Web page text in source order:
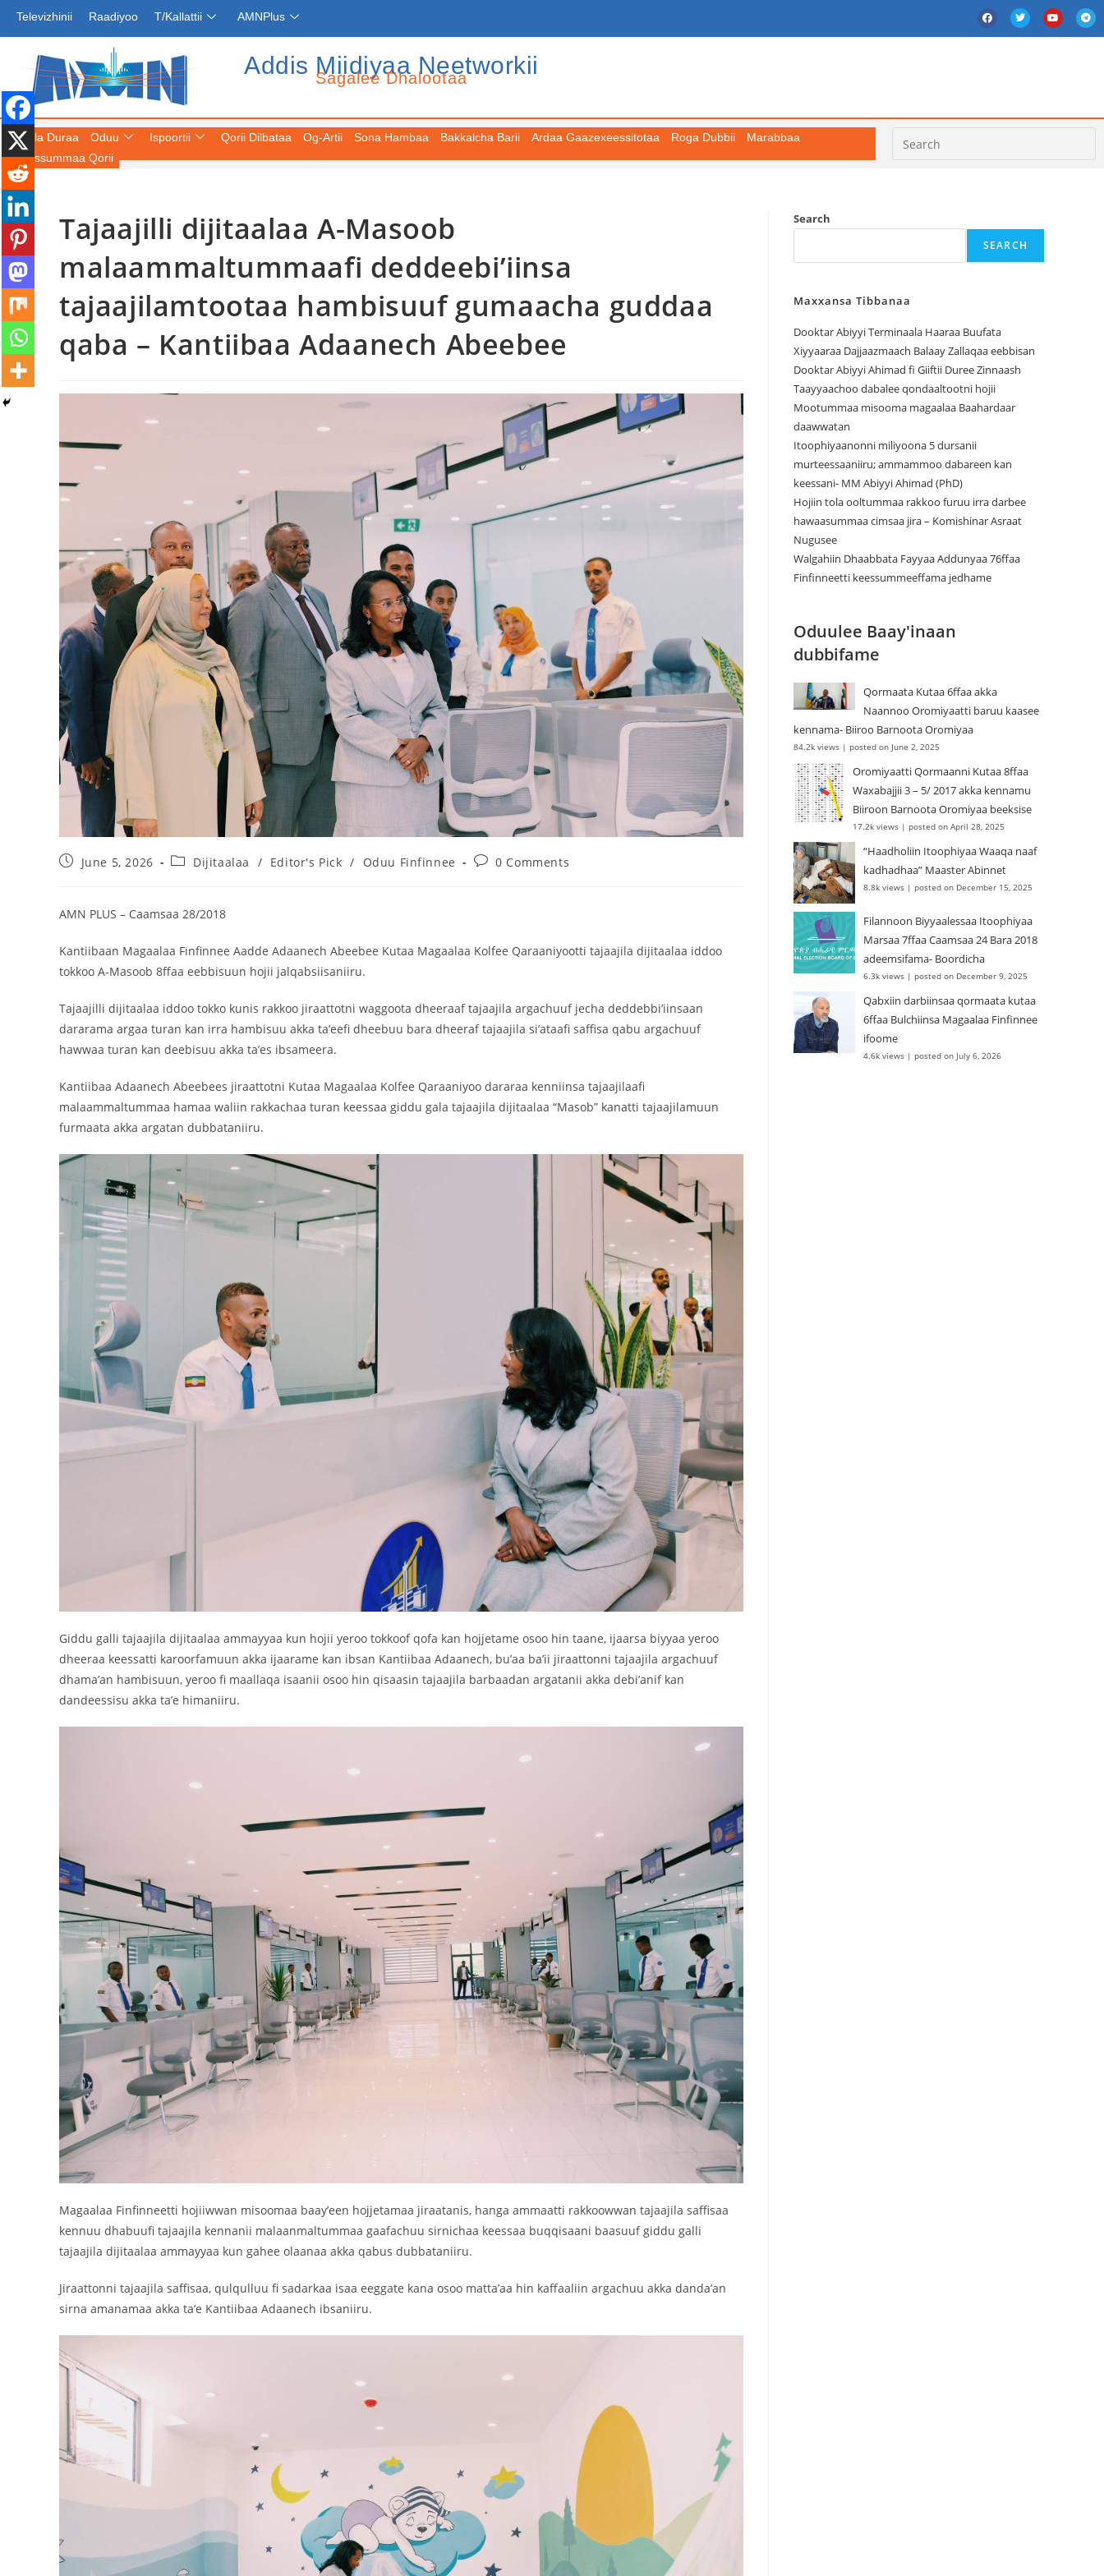
Televizhinii Raadiyoo T/Kallattii AMNPlus
Addis Miidiyaa Neetworkii
Sagalee Dhalootaa
Fuula Duraa Oduu
Buufata Xiyyaaraa Dajjaazmaach Balaay
Zallaqaa eebbisan
Dooktar Abiyyi Ahimad fi Giiftii Duree
Zinnaash Taayyaachoo dabalee
qondaaltootni hojii Mootummaa misooma
magaalaa Baahardaar daawwatan
Ispoortii Qorii Dilbataa Og-Artii Sona Hambaa Bakkalcha Barii Ardaa Gaazexeessitotaa Roga Dubbii
Marabbaa
Keessummaa Qorii
Tajaajilli dijitaalaa A-Masoob
malaammaltummaafi deddeebi’iinsa
tajaajilamtootaa hambisuuf gumaacha guddaa
qaba – Kantiibaa Adaanech Abeebee
June 5, 2026 Dijitaalaa / Editor's Pick / Oduu Finfinnee 0 Comments
AMN PLUS – Caamsaa 28/2018
Kantiibaan Magaalaa Finfinnee Aadde Adaanech Abeebee Kutaa Magaalaa Kolfee Qaraaniyootti tajaajila dijitaalaa iddoo
tokkoo A-Masoob 8ffaa eebbisuun hojii jalqabsiisaniiru.
Tajaajilli dijitaalaa iddoo tokko kunis rakkoo jiraattotni waggoota dheeraaf tajaajila argachuuf jecha deddebbi’iinsaan
dararama argaa turan kan irra hambisuu akka ta’eefi dheebuu bara dheeraf tajaajila si’ataafi saffisa qabu argachuuf
hawwaa turan kan deebisuu akka ta’es ibsameera.
Kantiibaa Adaanech Abeebees jiraattotni Kutaa Magaalaa Kolfee Qaraaniyoo dararaa kenniinsa tajaajilaafi
malaammaltummaa hamaa waliin rakkachaa turan keessaa giddu gala tajaajila dijitaalaa “Masob” kanatti tajaajilamuun
furmaata akka argatan dubbataniiru.
Giddu galli tajaajila dijitaalaa ammayyaa kun hojii yeroo tokkoof qofa kan hojjetame osoo hin taane, ijaarsa biyyaa yeroo
dheeraa keessatti karoorfamuun akka ijaarame kan ibsan Kantiibaa Adaanech, bu’aa ba’ii jiraattonni tajaajila argachuuf
dhama’an hambisuun, yeroo fi maallaqa isaanii osoo hin qisaasin tajaajila barbaadan argatanii akka debi’anif kan
dandeessisu akka ta’e himaniiru.
Magaalaa Finfinneetti hojiiwwan misoomaa baay’een hojjetamaa jiraatanis, hanga ammaatti rakkoowwan tajaajila saffisaa
kennuu dhabuufi tajaajila kennanii malaanmaltummaa gaafachuu sirnichaa keessaa buqqisaani baasuuf giddu galli
tajaajila dijitaalaa ammayyaa kun gahee olaanaa akka qabus dubbataniiru.
Jiraattonni tajaajila saffisaa, qulqulluu fi sadarkaa isaa eeggate kana osoo matta’aa hin kaffaaliin argachuu akka danda’an
sirna amanamaa akka ta’e Kantiibaa Adaanech ibsaniiru.
Search
SEARCH
Maxxansa Tibbanaa
Dooktar Abiyyi Terminaala Haaraa Buufata
Xiyyaaraa Dajjaazmaach Balaay Zallaqaa eebbisan
Dooktar Abiyyi Ahimad fi Giiftii Duree Zinnaash
Taayyaachoo dabalee qondaaltootni hojii
Mootummaa misooma magaalaa Baahardaar
daawwatan
Itoophiyaanonni miliyoona 5 dursanii
murteessaaniiru; ammammoo dabareen kan
keessani- MM Abiyyi Ahimad (PhD)
Hojiin tola ooltummaa rakkoo furuu irra darbee
hawaasummaa cimsaa jira – Komishinar Asraat
Nugusee
Walgahiin Dhaabbata Fayyaa Addunyaa 76ffaa
Finfinneetti keessummeeffama jedhame
Oduulee Baay'inaan
dubbifame
Qormaata Kutaa 6ffaa akka
Naannoo Oromiyaatti baruu kaasee
kennama- Biiroo Barnoota Oromiyaa
84.2k views | posted on June 2, 2025
Oromiyaatti Qormaanni Kutaa 8ffaa
Waxabajjii 3 – 5/ 2017 akka kennamu
Biiroon Barnoota Oromiyaa beeksise
17.2k views | posted on April 28, 2025
“Haadholiin Itoophiyaa Waaqa naaf
kadhadhaa” Maaster Abinnet
8.8k views | posted on December 15, 2025
Filannoon Biyyaalessaa Itoophiyaa
Marsaa 7ffaa Caamsaa 24 Bara 2018
adeemsifama- Boordicha
6.3k views | posted on December 9, 2025
Qabxiin darbiinsaa qormaata kutaa
6ffaa Bulchiinsa Magaalaa Finfinnee
ifoome
4.6k views | posted on July 6, 2026